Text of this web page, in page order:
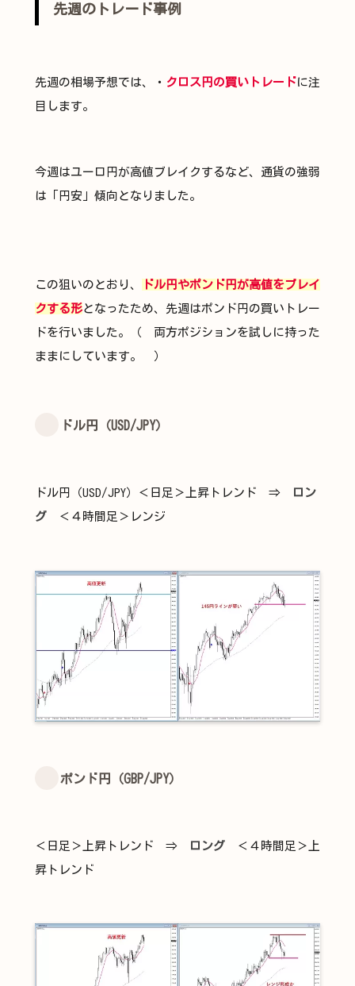
先週のトレード事例
先週の相場予想では、・ クロス円の買いトレードに注
目します。
今週はユーロ円が高値ブレイクするなど、通貨の強弱
は「円安」傾向となりました。
この狙いのとおり、
ドル円やポンド円が高値をブレイ
クする形となったため、先週はポンド円の買いトレー
ドを行いました。（ 両方ポジションを試しに持った
ままにしています。 ）
ドル円（USD/JPY）
ドル円（USD/JPY）＜日足＞上昇トレンド ⇒
ロン
グ ＜４時間足＞レンジ
ポンド円（GBP/JPY）
＜日足＞上昇トレンド ⇒ ロング ＜４時間足＞上
昇トレンド